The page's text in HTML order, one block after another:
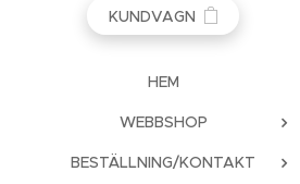
KUNDVAGN
HEM
WEBBSHOP
BESTÄLLNING/KONTAKT